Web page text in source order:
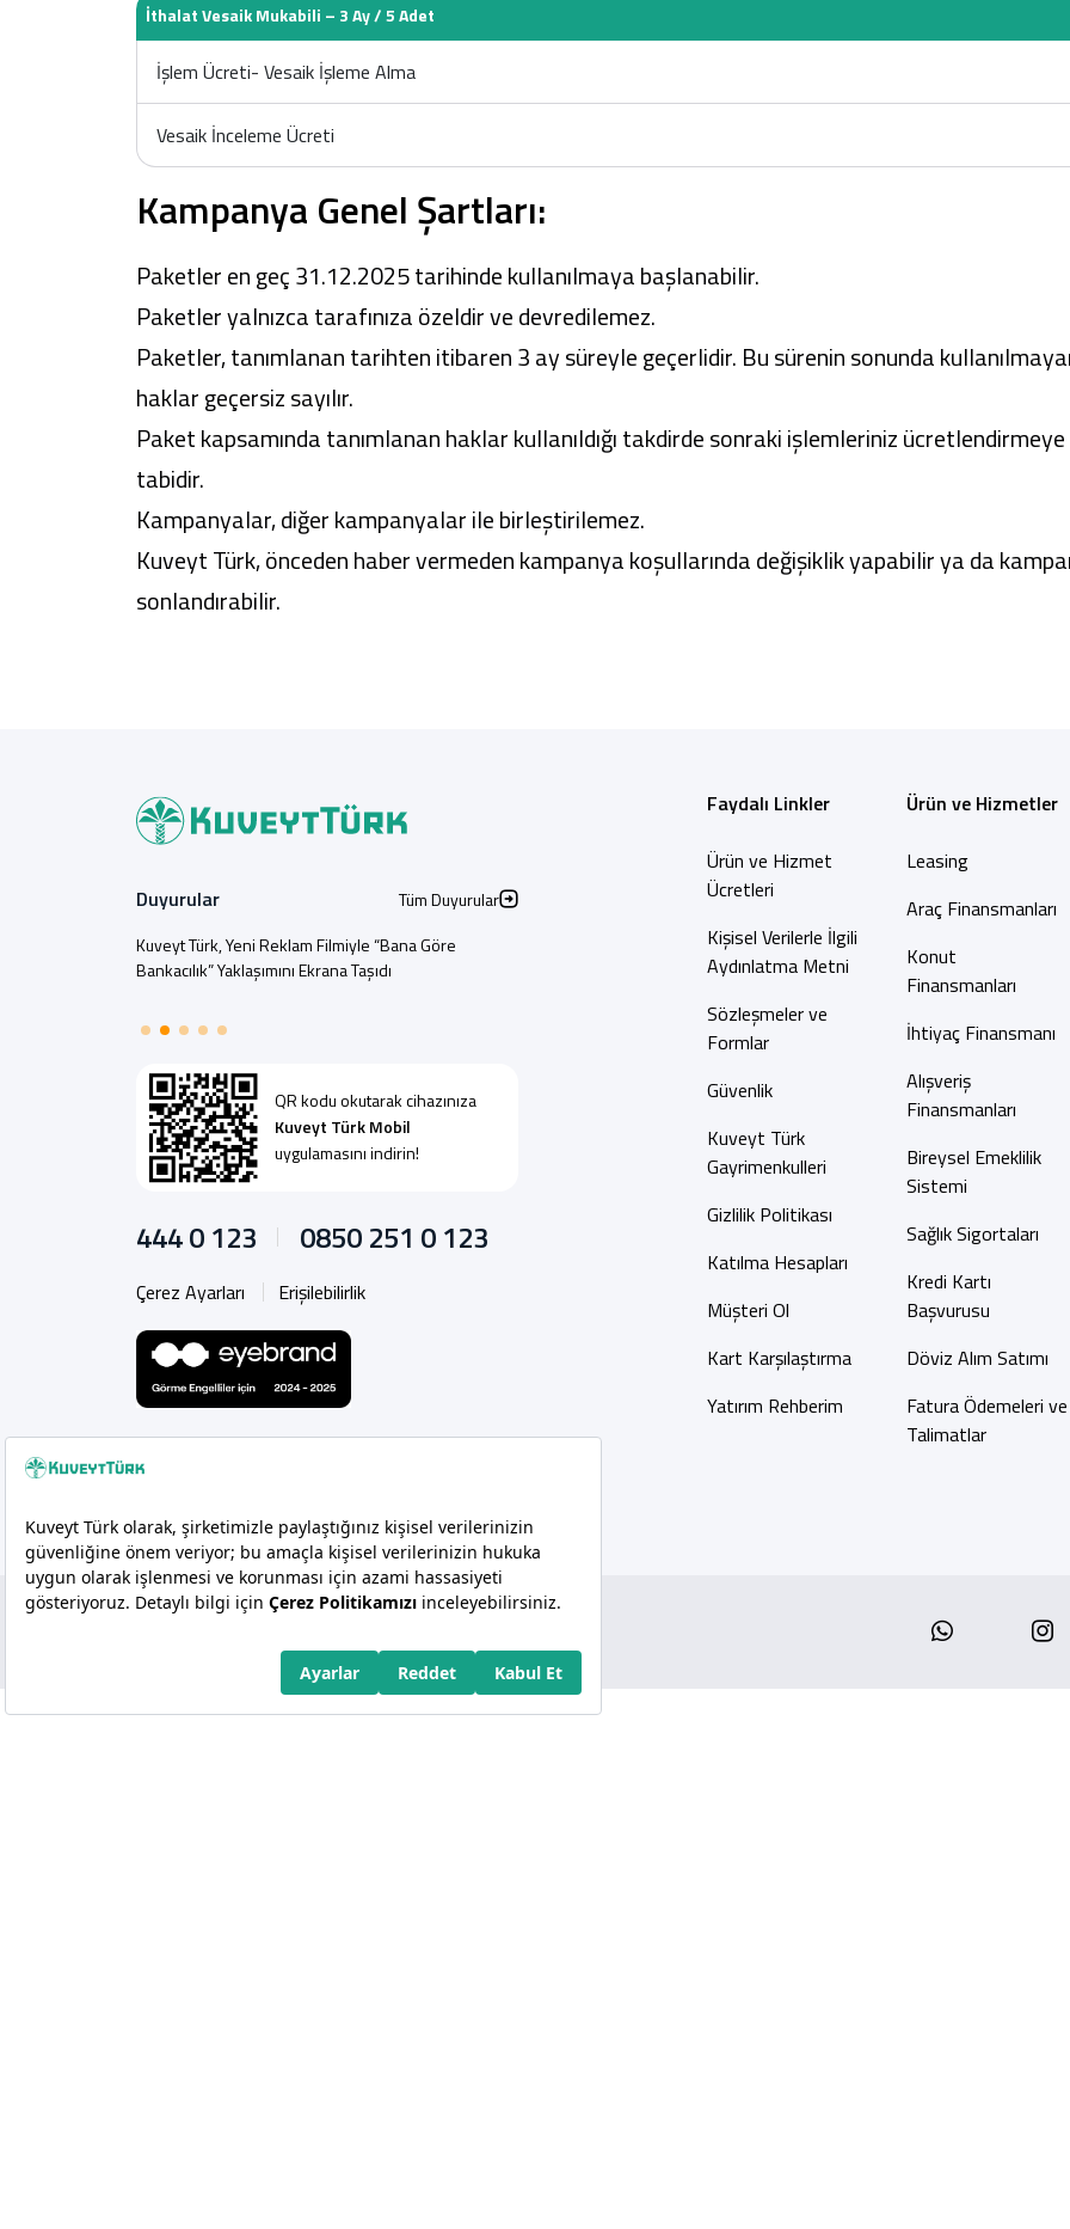
İthalat Vesaik Mukabili – 3 Ay / 5 Adet
İşlem Ücreti- Vesaik İşleme Alma
Vesaik İnceleme Ücreti
Kampanya Genel Şartları:
Paketler en geç 31.12.2025 tarihinde kullanılmaya başlanabilir.
Paketler yalnızca tarafınıza özeldir ve devredilemez.
Paketler, tanımlanan tarihten itibaren 3 ay süreyle geçerlidir. Bu sürenin sonunda
haklar geçersiz sayılır.
Paket kapsamında tanımlanan haklar kullanıldığı takdirde sonraki işlemleriniz ücretlendirmeye
tabidir.
Kampanyalar, diğer kampanyalar ile birleştirilemez.
Kuveyt Türk, önceden haber vermeden kampanya koşullarında değişiklik yapabilir ya da
sonlandırabilir.
Faydalı Linkler
Ürün ve Hizmet
Ücretleri
Kişisel Verilerle İlgili
Aydınlatma Metni
Sözleşmeler ve
Formlar
Güvenlik
Kuveyt Türk
Gayrimenkulleri
Gizlilik Politikası
Katılma Hesapları
Müşteri Ol
Kart Karşılaştırma
Yatırım Rehberim
Ürün ve Hizmetler
Leasing
Araç Finansmanları
Konut
Finansmanları
İhtiyaç Finansmanı
Alışveriş
Finansmanları
Bireysel Emeklilik
Sistemi
Sağlık Sigortaları
Kredi Kartı
Başvurusu
Döviz Alım Satımı
Fatura Ödemeleri ve
Talimatlar
QR kodu okutarak cihazınıza
Kuveyt Türk Mobil
uygulamasını indirin!
Duyurular
Tüm Duyurular
Kuveyt Türk, Yeni Reklam Filmiyle “Bana Göre
Bankacılık” Yaklaşımını Ekrana Taşıdı
444 0 123 0850 251 0 123
Çerez Ayarları Erişilebilirlik
Whatsapp